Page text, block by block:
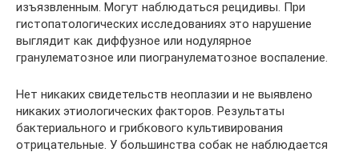
изъязвленным. Могут наблюдаться рецидивы. При
гистопатологических исследованиях это нарушение
выглядит как диффузное или нодулярное
гранулематозное или пиогранулематозное воспаление.
Нет никаких свидетельств неоплазии и не выявлено
никаких этиологических факторов. Результаты
бактериального и грибкового культивирования
отрицательные. У большинства собак не наблюдается